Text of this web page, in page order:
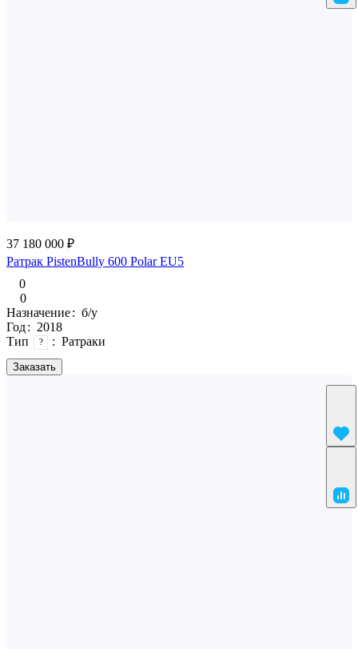
37 180 000 ₽
Ратрак PistenBully 600 Polar EU5
0
0
Заказать
Назначение: б/у
Год: 2018
Тип
? : Ратраки